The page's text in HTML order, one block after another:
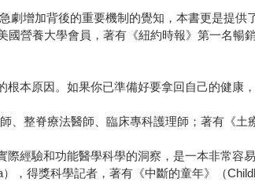
劇增加背後的重要機制的覺知，本書更是提
營養大學會員，著有《紐約時報》第一名
根本原因。如果你已準備好要拿回自己的健
、整脊療法醫師、臨床專科護理師；著有《土
際經驗和功能醫學科學的洞察，是一本非常容
，得獎科學記者，著有《中斷的童年》（